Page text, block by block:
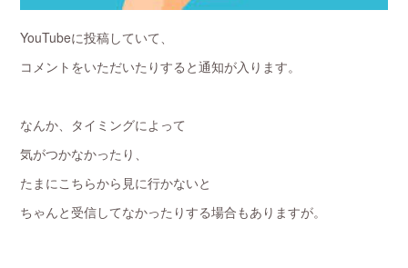
YouTubeに投稿していて、
コメントをいただいたりすると通知が入ります。
なんか、タイミングによって
気がつかなかったり、
たまにこちらから見に行かないと
ちゃんと受信してなかったりする場合もありますが。